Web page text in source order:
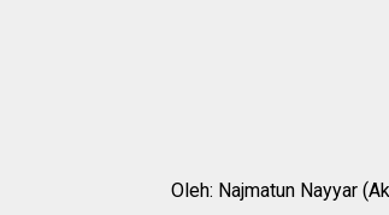
Oleh: Najmatun Nayyar